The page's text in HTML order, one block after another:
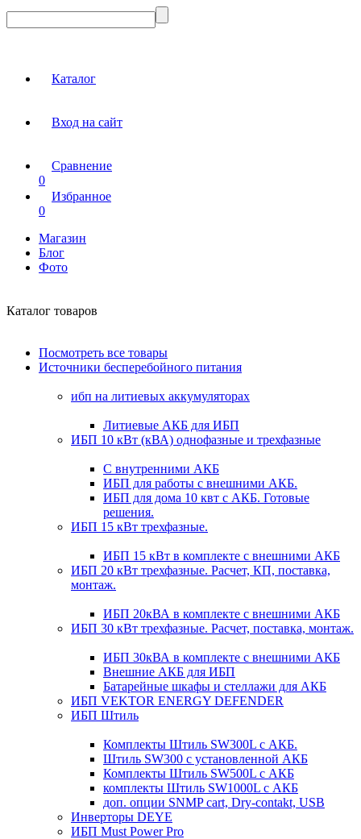
Каталог
Вход на сайт
Сравнение
0
Избранное
0
Магазин
Блог
Фото
Каталог товаров
Посмотреть все товары
Источники бесперебойного питания
ибп на литиевых аккумуляторах
Литиевые АКБ для ИБП
ИБП 10 кВт (кВА) однофазные и трехфазные
С внутренними АКБ
ИБП для работы с внешними АКБ.
ИБП для дома 10 квт с АКБ. Готовые
решения.
ИБП 15 кВт трехфазные.
ИБП 15 кВт в комплекте с внешними АКБ
ИБП 20 кВт трехфазные. Расчет, КП, поставка,
монтаж.
ИБП 20кВА в комплекте с внешними АКБ
ИБП 30 кВт трехфазные. Расчет, поставка, монтаж.
ИБП 30кВА в комплекте с внешними АКБ
Внешние АКБ для ИБП
Батарейные шкафы и стеллажи для АКБ
ИБП VEKTOR ENERGY DEFENDER
ИБП Штиль
Комплекты Штиль SW300L с АКБ.
Штиль SW300 с установленной АКБ
Комплекты Штиль SW500L с АКБ
комплекты Штиль SW1000L с АКБ
доп. опции SNMP cart, Dry-contakt, USB
Инверторы DEYE
ИБП Must Power Pro